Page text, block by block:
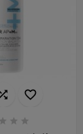

  